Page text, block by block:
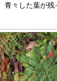
々した葉が残